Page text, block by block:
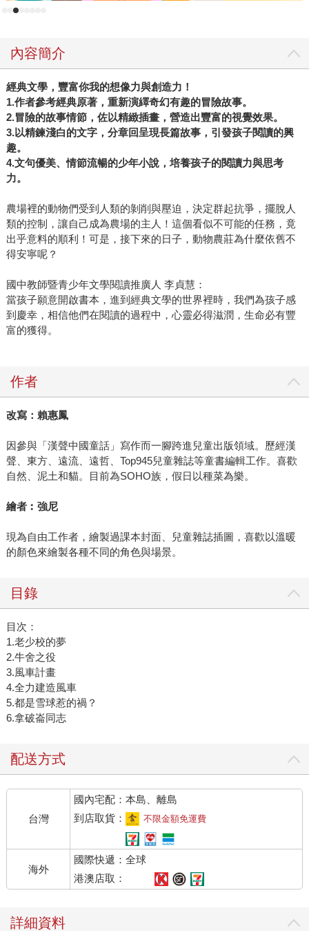
內容簡介
經典文學，豐富你我的想像力與創造力！
1.作者參考經典原著，重新演繹奇幻有趣的冒險故事。
2.冒險的故事情節，佐以精緻插畫，營造出豐富的視覺效果。
3.以精鍊淺白的文字，分章回呈現長篇故事，引發孩子閱讀的興
趣。
4.文句優美、情節流暢的少年小說，培養孩子的閱讀力與思考
力。
農場裡的動物們受到人類的剝削與壓迫，決定群起抗爭，擺脫人
類的控制，讓自己成為農場的主人！這個看似不可能的任務，竟
出乎意料的順利！可是，接下來的日子，動物農莊為什麼依舊不
得安寧呢？
國中教師暨青少年文學閱讀推廣人 李貞慧：
當孩子願意開啟書本，進到經典文學的世界裡時，我們為孩子感
到慶幸，相信他們在閱讀的過程中，心靈必得滋潤，生命必有豐
富的獲得。
作者
改寫：賴惠鳳
因參與「漢聲中國童話」寫作而一腳跨進兒童出版領域。歷經漢
聲、東方、遠流、遠哲、Top945兒童雜誌等童書編輯工作。喜歡
自然、泥土和貓。目前為SOHO族，假日以種菜為樂。
繪者︰強尼
現為自由工作者，繪製過課本封面、兒童雜誌插圖，喜歡以溫暖
的顏色來繪製各種不同的角色與場景。
目錄
目次：
1.老少校的夢
2.牛舍之役
3.風車計畫
4.全力建造風車
5.都是雪球惹的禍？
6.拿破崙同志
配送方式
台灣
國內宅配：本島、離島
到店取貨：
不限金額免運費
海外
國際快遞：全球
港澳店取：
詳細資料